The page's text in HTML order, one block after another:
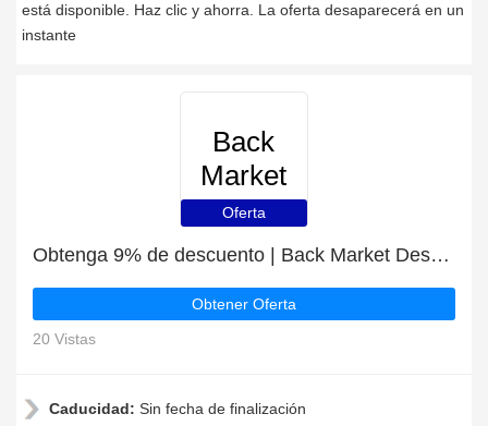
está disponible. Haz clic y ahorra. La oferta desaparecerá en un
instante
Back
Market
Oferta
Obtenga 9% de descuento | Back Market Descuentos para estudiantes
Obtener Oferta
20 Vistas
Caducidad: Sin fecha de finalización